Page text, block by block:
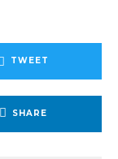
TWEET
SHARE